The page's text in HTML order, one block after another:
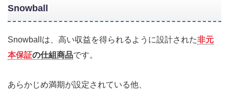
Snowball
Snowballは、高い収益を得られるように設計された非元
本保証の仕組商品です。
あらかじめ満期が設定されている他、